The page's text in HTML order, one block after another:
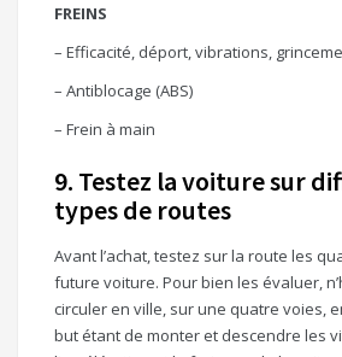
FREINS
– Efficacité, déport, vibrations,
– Antiblocage (ABS)
– Frein à main
9. Testez la voiture sur
types de routes
Avant l’achat, testez sur la route les
future voiture. Pour bien les évaluer,
circuler en ville, sur une quatre voies,
but étant de monter et descendre les